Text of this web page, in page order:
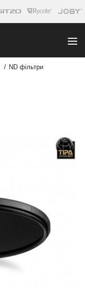
ND фільтри